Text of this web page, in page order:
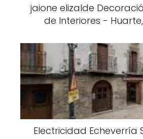
jaione elizalde
de Interiores -
Electricidad Echeverría